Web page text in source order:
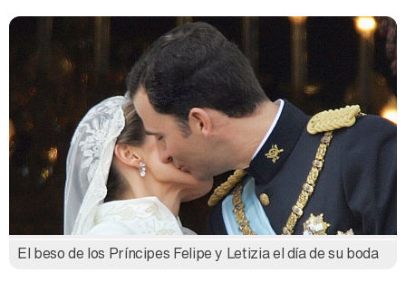
El beso de los Príncipes Felipe y Letizia el día de su boda